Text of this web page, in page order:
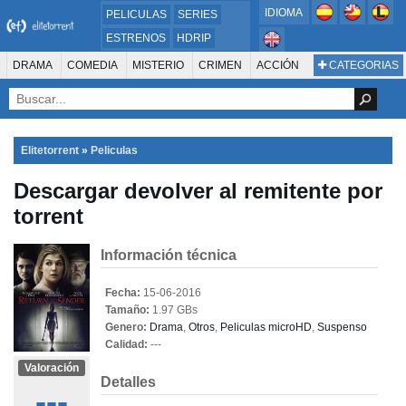
PELICULAS
SERIES
ESTRENOS
HDRIP
MICROHD
720P
DVDRIP
IDIOMA
CATEGORIAS
DRAMA COMEDIA MISTERIO CRIMEN ACCIÓN
SUSPENSO AVENTURA
ANIMACIÓN ROMANCE TERROR CIENCIA FICCIÓN FANTASÍA
FAMILIA DOCUS Y TV
PELÍCULA DE LA TELEVISIÓN FOREIGN KIDS REALITY ANIMACION
Elitetorrent » Peliculas
Descargar devolver al remitente por
torrent
Valoración
Información técnica
Fecha: 15-06-2016
Tamaño: 1.97 GBs
Genero: Drama, Otros, Peliculas microHD, Suspenso
Calidad: ---
Detalles